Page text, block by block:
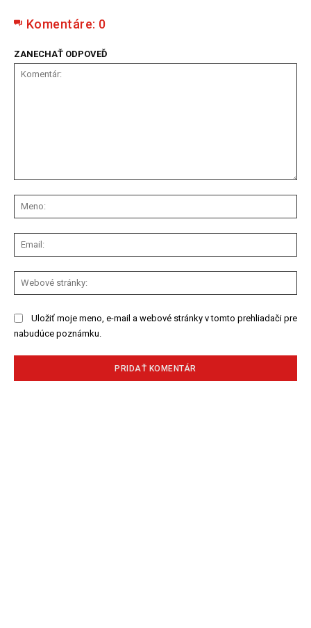
Komentáre: 0
ZANECHAŤ ODPOVEĎ
Uložiť moje meno, e-mail a webové stránky v tomto prehliadači pre
nabudúce poznámku.